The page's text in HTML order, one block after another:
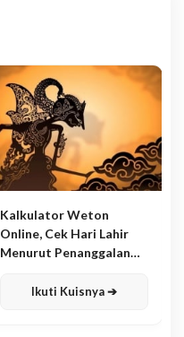
Kalkulator Weton
Online, Cek Hari Lahir
Menurut Penanggalan
Ikuti Kuisnya ➔